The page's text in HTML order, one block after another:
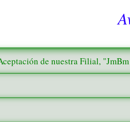
de nuestra Filial,